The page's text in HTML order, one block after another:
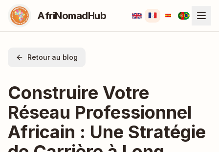
AfriNomadHub
Retour au blog
Construire Votre
Réseau Professionnel
Africain : Une Stratégie